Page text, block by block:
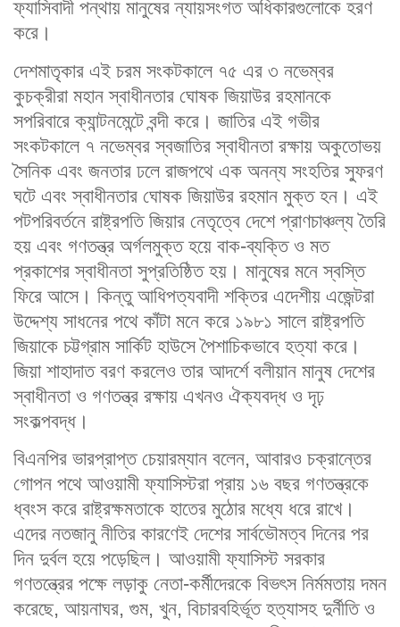
ফ্যাসিবাদী পন্থায় মানুষের ন্যায়সংগত অধিকারগুলোকে হরণ
করে।
দেশমাতৃকার এই চরম সংকটকালে ৭৫ এর ৩ নভেম্বর
কুচক্রীরা মহান স্বাধীনতার ঘোষক জিয়াউর রহমানকে
সপরিবারে ক্যান্টনমেন্টে বন্দী করে। জাতির এই গভীর
সংকটকালে ৭ নভেম্বর স্বজাতির স্বাধীনতা রক্ষায় অকুতোভয়
সৈনিক এবং জনতার ঢলে রাজপথে এক অনন্য সংহতির স্ফুরণ
ঘটে এবং স্বাধীনতার ঘোষক জিয়াউর রহমান মুক্ত হন। এই
পটপরিবর্তনে রাষ্ট্রপতি জিয়ার নেতৃত্বে দেশে প্রাণচাঞ্চল্য তৈরি
হয় এবং গণতন্ত্র অর্গলমুক্ত হয়ে বাক-ব্যক্তি ও মত
প্রকাশের স্বাধীনতা সুপ্রতিষ্ঠিত হয়। মানুষের মনে স্বস্তি
ফিরে আসে। কিন্তু আধিপত্যবাদী শক্তির এদেশীয় এজেন্টরা
উদ্দেশ্য সাধনের পথে কাঁটা মনে করে ১৯৮১ সালে রাষ্ট্রপতি
জিয়াকে চট্টগ্রাম সার্কিট হাউসে পৈশাচিকভাবে হত্যা করে।
জিয়া শাহাদাত বরণ করলেও তার আদর্শে বলীয়ান মানুষ দেশের
স্বাধীনতা ও গণতন্ত্র রক্ষায় এখনও ঐক্যবদ্ধ ও দৃঢ়
সংকল্পবদ্ধ।
বিএনপির ভারপ্রাপ্ত চেয়ারম্যান বলেন, আবারও চক্রান্তের
গোপন পথে আওয়ামী ফ্যাসিস্টরা প্রায় ১৬ বছর গণতন্ত্রকে
ধ্বংস করে রাষ্ট্রক্ষমতাকে হাতের মুঠোর মধ্যে ধরে রাখে।
এদের নতজানু নীতির কারণেই দেশের সার্বভৌমত্ব দিনের পর
দিন দুর্বল হয়ে পড়েছিল। আওয়ামী ফ্যাসিস্ট সরকার
গণতন্ত্রের পক্ষে লড়াকু নেতা-কর্মীদেরকে বিভৎস নির্মমতায় দমন
করেছে, আয়নাঘর, গুম, খুন, বিচারবহির্ভূত হত্যাসহ দুর্নীতি ও